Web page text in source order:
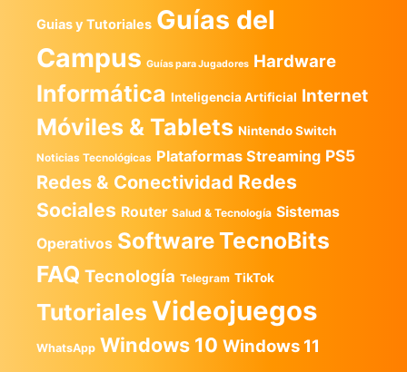
Guias y Tutoriales Guías del
Campus Guías para Jugadores Hardware
Informática Inteligencia Artificial Internet
Móviles & Tablets Nintendo Switch
Noticias Tecnológicas Plataformas Streaming PS5
Redes & Conectividad Redes
Sociales Router Salud & Tecnología Sistemas
Operativos SoftwareTecnoBits
FAQ Tecnología Telegram TikTok
Tutoriales Videojuegos
WhatsApp Windows 10 Windows 11